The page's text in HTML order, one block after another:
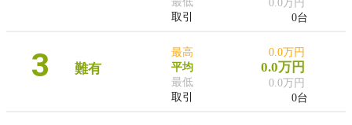
取引
0.0万円
0台
3 難有
最高
平均
最低
取引
0.0万円
0.0万円
0.0万円
0台